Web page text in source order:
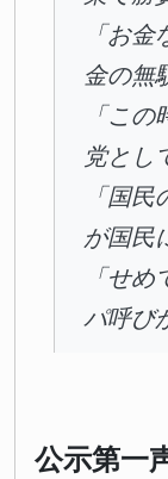
「お
金の無
「こ
党とし
「国
が国民
「せ
パ呼び
公示第一